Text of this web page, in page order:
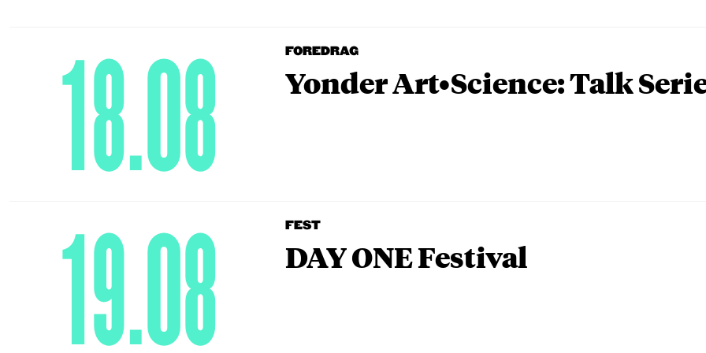
FOREDRAG
Yonder Art•Science: Talk
18.08
FEST
DAY ONE Festival
19.08